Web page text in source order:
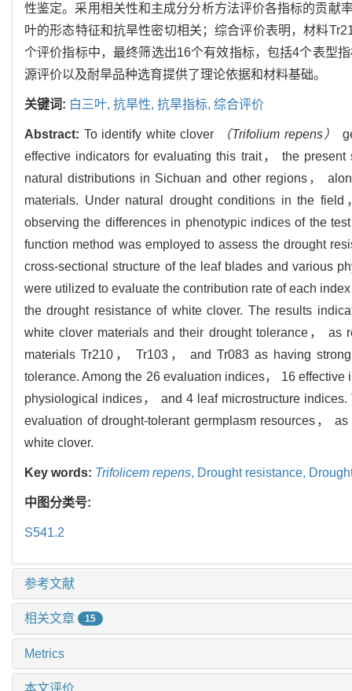
性鉴定。采用相关性和主成分分析方法评价各指标的贡献
叶的形态特征和抗旱性密切相关；综合评价表明，材料
个评价指标中，最终筛选出16个有效指标，包括4个表型
源评价以及耐旱品种选育提供了理论依据和材料基础。
关键词: 白三叶, 抗旱性, 抗旱指标, 综合评价
Abstract: To identify white clover （Trifolium repens）
effective indicators for evaluating this trait， the
natural distributions in Sichuan and other regions，
materials. Under natural drought conditions in the
observing the differences in phenotypic indices of the
function method was employed to assess the drought
cross-sectional structure of the leaf blades and various
were utilized to evaluate the contribution rate of each
the drought resistance of white clover. The results
white clover materials and their drought tolerance， as
materials Tr210， Tr103， and Tr083 as having
tolerance. Among the 26 evaluation indices， 16
physiological indices， and 4 leaf microstructure
evaluation of drought-tolerant germplasm resources，
white clover.
Key words: Trifolicem repens, Drought resistance,
中图分类号:
S541.2
参考文献
相关文章 15
Metrics